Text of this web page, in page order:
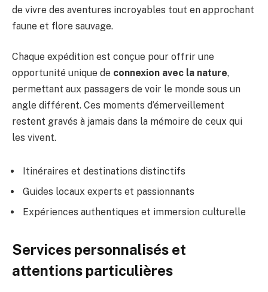
de vivre des aventures incroyables tout en approchant
faune et flore sauvage.
Chaque expédition est conçue pour offrir une
opportunité unique de connexion avec la nature,
permettant aux passagers de voir le monde sous un
angle différent. Ces moments d’émerveillement
restent gravés à jamais dans la mémoire de ceux qui
les vivent.
Itinéraires et destinations distinctifs
Guides locaux experts et passionnants
Expériences authentiques et immersion culturelle
Services personnalisés et
attentions particulières